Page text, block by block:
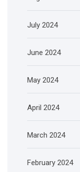
July 2024
June 2024
May 2024
April 2024
March 2024
February 2024